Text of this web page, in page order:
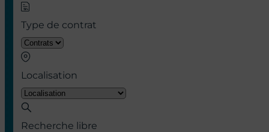
Type de contrat
Localisation
Recherche libre